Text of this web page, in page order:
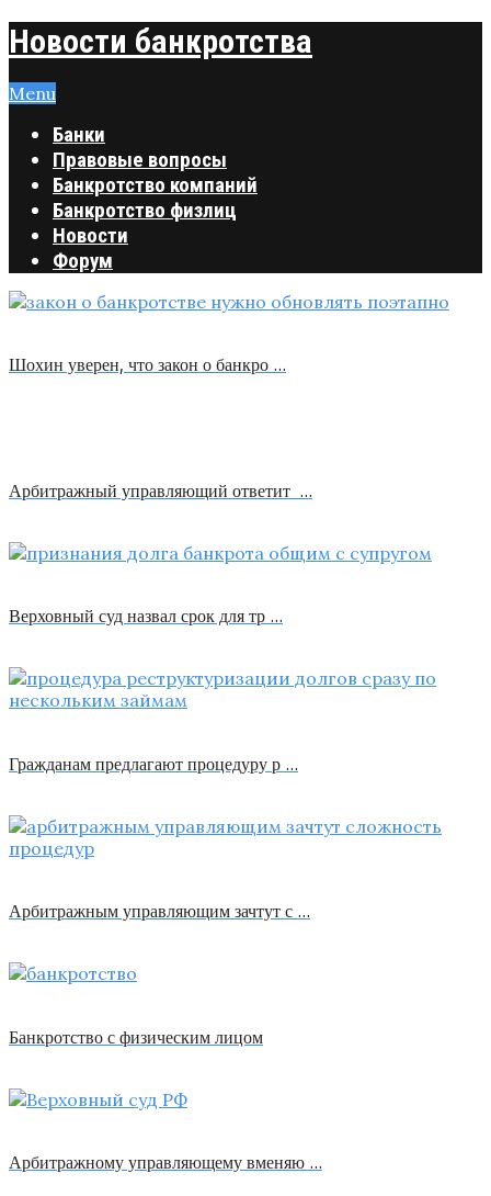
Новости банкротства
Menu
Банки
Правовые вопросы
Банкротство компаний
Банкротство физлиц
Новости
Форум
Шохин уверен, что закон о банкро …
Арбитражный управляющий ответит …
Верховный суд назвал срок для тр …
Гражданам предлагают процедуру р …
Арбитражным управляющим зачтут с …
Банкротство с физическим лицом
Арбитражному управляющему вменяю …